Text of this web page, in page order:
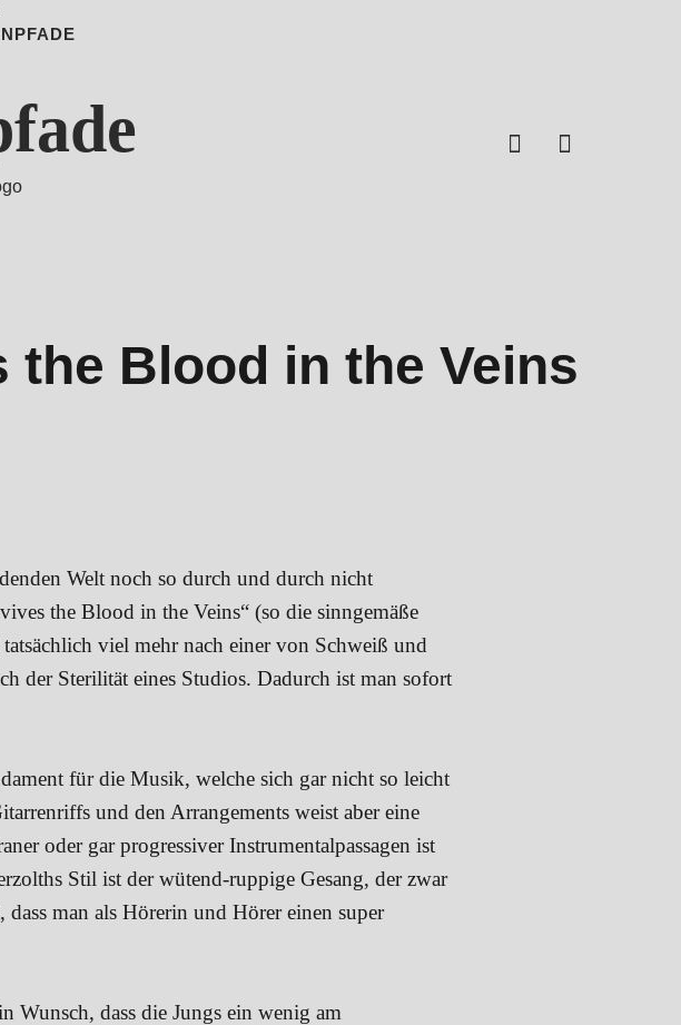
the Blood in the Veins
Welt noch so durch und durch nicht
the Blood in the Veins“ (so die sinngemäße
viel mehr nach einer von Schweiß und
der Sterilität eines Studios. Dadurch ist man sofort
für die Musik, welche sich gar nicht so leicht
und den Arrangements weist aber eine
oder gar progressiver Instrumentalpassagen ist
Stil ist der wütend-ruppige Gesang, der zwar
man als Hörerin und Hörer einen super
Wunsch, dass die Jungs ein wenig am